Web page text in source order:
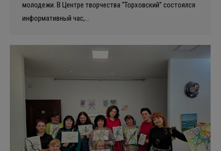
молодежи. В Центре творчества “Торховский” состоялся
информативный час,…